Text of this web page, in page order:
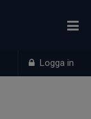
Logga in